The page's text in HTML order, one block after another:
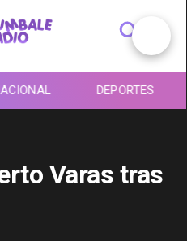
DEPORTES
Varas tras